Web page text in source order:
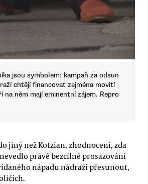
jsou symbolem: kampaň za odsun
chtějí financovat zejména movití
na něm mají eminentní zájem. Repro
jiný než Kotzian, zhodnocení, zda
právě bezcílné prosazování
nápadu nádraží přesunout,